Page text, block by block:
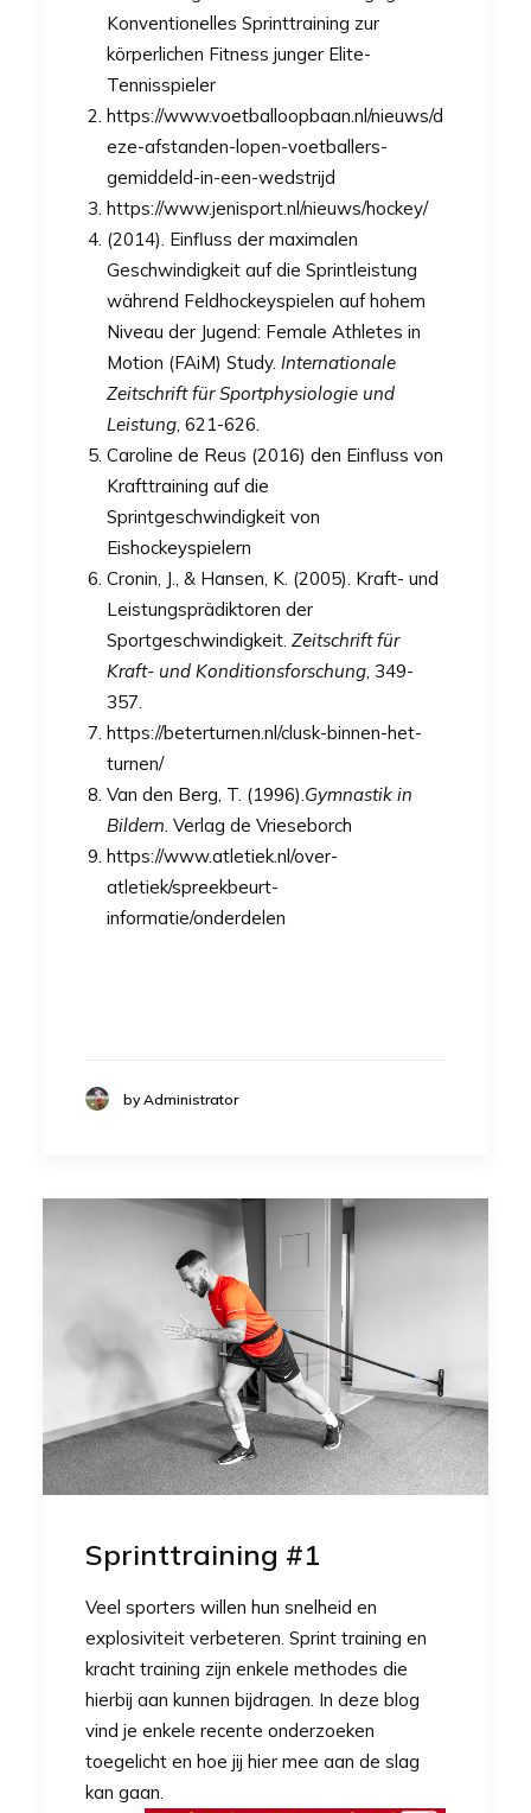
Konventionelles Sprinttraining zur
körperlichen Fitness junger Elite-
Tennisspieler
https://www.voetballoopbaan.nl/nieuws/d
eze-afstanden-lopen-voetballers-
gemiddeld-in-een-wedstrijd
https://www.jenisport.nl/nieuws/hockey/
(2014). Einfluss der maximalen
Geschwindigkeit auf die Sprintleistung
während Feldhockeyspielen auf hohem
Niveau der Jugend: Female Athletes in
Motion (FAiM) Study. Internationale
Zeitschrift für Sportphysiologie und
Leistung , 621-626.
Caroline de Reus (2016) den Einfluss von
Krafttraining auf die
Sprintgeschwindigkeit von
Eishockeyspielern
Cronin, J., & Hansen, K. (2005). Kraft- und
Leistungsprädiktoren der
Sportgeschwindigkeit. Zeitschrift für
Kraft- und Konditionsforschung , 349-
357.
https://beterturnen.nl/clusk-binnen-het-
turnen/
Van den Berg, T. (1996). Gymnastik in
Bildern . Verlag de Vrieseborch
https://www.atletiek.nl/over-
atletiek/spreekbeurt-
informatie/onderdelen
by Administrator
Sprinttraining #1
Veel sporters willen hun snelheid en
explosiviteit verbeteren. Sprint training en
kracht training zijn enkele methodes die
hierbij aan kunnen bijdragen. In deze blog
vind je enkele recente onderzoeken
toegelicht en hoe jij hier mee aan de slag
kan gaan.